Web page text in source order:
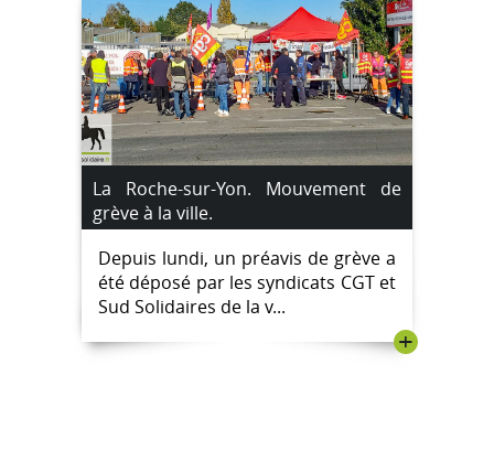
La Roche-sur-Yon. Mouvement de
grève à la ville.
Depuis lundi, un préavis de grève a
été déposé par les syndicats CGT et
Sud Solidaires de la v...
+